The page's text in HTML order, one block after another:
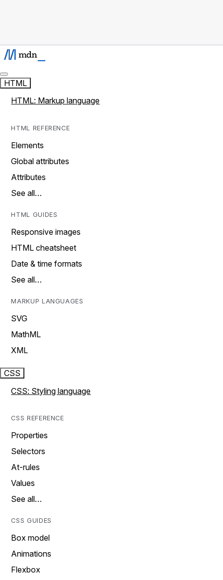
HTML
HTML: Markup language
HTML REFERENCE
Elements
Global attributes
Attributes
See all…
HTML GUIDES
Responsive images
HTML cheatsheet
Date & time formats
See all…
MARKUP LANGUAGES
SVG
MathML
XML
CSS
CSS: Styling language
CSS REFERENCE
Properties
Selectors
At-rules
Values
See all…
CSS GUIDES
Box model
Animations
Flexbox